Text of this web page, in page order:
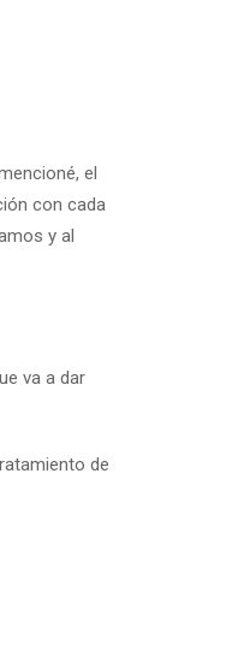
el
con cada
y al
va a dar
de